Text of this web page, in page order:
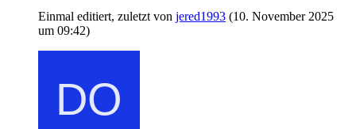
Einmal editiert, zuletzt von jered1993 (10. November 2025
um 09:42)